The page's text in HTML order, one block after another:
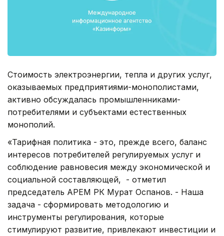
Стоимость электроэнергии, тепла и других услуг,
оказываемых предприятиями-монополистами,
активно обсуждалась промышленниками-
потребителями и субъектами естественных
монополий.
«Тарифная политика - это, прежде всего, баланс
интересов потребителей регулируемых услуг и
соблюдение равновесия между экономической и
социальной составляющей, - отметил
председатель АРЕМ РК Мурат Оспанов. - Наша
задача - сформировать методологию и
инструменты регулирования, которые
стимулируют развитие, привлекают инвестиции и